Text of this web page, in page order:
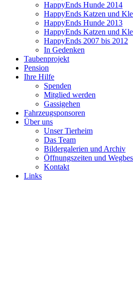
HappyEnds Hunde 2014
HappyEnds Katzen und
HappyEnds Hunde 2013
HappyEnds Katzen und
HappyEnds 2007 bis 2012
In Gedenken
Taubenprojekt
Pension
Ihre Hilfe
Spenden
Mitglied werden
Gassigehen
Fahrzeugsponsoren
Über uns
Unser Tierheim
Das Team
Bildergalerien und Archiv
Öffnungszeiten und
Kontakt
Links